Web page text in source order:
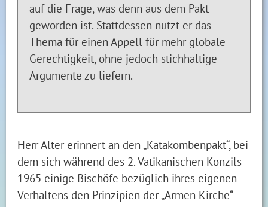
auf die Frage, was denn aus dem Pakt
geworden ist. Stattdessen nutzt er das
Thema für einen Appell für mehr globale
Gerechtigkeit, ohne jedoch stichhaltige
Argumente zu liefern.
Herr Alter erinnert an den „Katakombenpakt“, bei
dem sich während des 2. Vatikanischen Konzils
1965 einige Bischöfe bezüglich ihres eigenen
Verhaltens den Prinzipien der „Armen Kirche“